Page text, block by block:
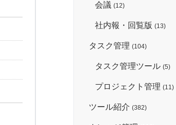
会議 (12)
社内報・回覧版 (13)
タスク管理 (104)
タスク管理ツール (5)
プロジェクト管理 (11)
ツール紹介 (382)